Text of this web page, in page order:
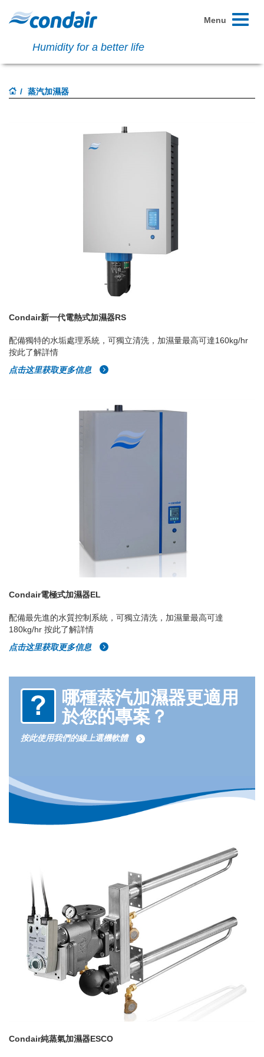
Humidity for a better life
Toggle
Menu
蒸汽加濕器
Condair新一代電熱式加濕器RS
配備獨特的水垢處理系統，可獨立清洗，加濕量最高可達160kg/hr
按此了解詳情
点击这里获取更多信息
Condair電極式加濕器EL
配備最先進的水質控制系統，可獨立清洗，加濕量最高可達
180kg/hr 按此了解詳情
点击这里获取更多信息
哪種蒸汽加濕器更適用
於您的專案？
按此使用我們的線上選機軟體
Condair純蒸氣加濕器ESCO